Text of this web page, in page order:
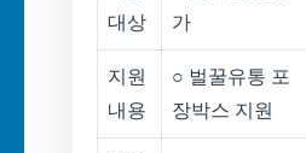
대상
가
지원
내용
○ 벌꿀유통 포
장박스 지원